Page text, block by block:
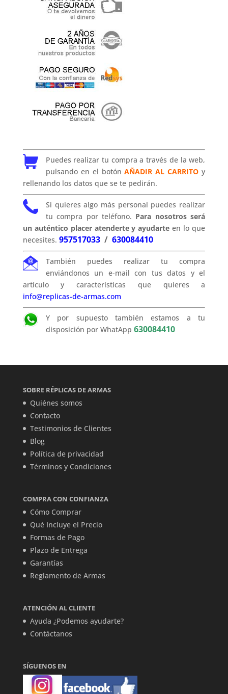
Puedes realizar tu compra a través de la web,
pulsando en el botónAÑADIR AL CARRITO y
rellenando los datos que se te pedirán.
Si quieres algo más personal puedes realizar
tu compra por teléfono. Para nosotros será
un auténtico placer atenderte y ayudarte en lo que
necesites. 957517033/ 630084410
También puedes realizar tu compra
enviándonos un e-mail con tus datos y el
artículo y características que quieres a
info@replicas-de-armas.com
Y por supuesto también estamos a tu
disposición por WhatApp 630084410
SOBRE RÉPLICAS DE ARMAS
Quiénes somos
Contacto
Testimonios de Clientes
Blog
Política de privacidad
Términos y Condiciones
COMPRA CON CONFIANZA
Cómo Comprar
Qué Incluye el Precio
Formas de Pago
Plazo de Entrega
Garantías
Reglamento de Armas
ATENCIÓN AL CLIENTE
Ayuda ¿Podemos ayudarte?
Contáctanos
SÍGUENOS EN